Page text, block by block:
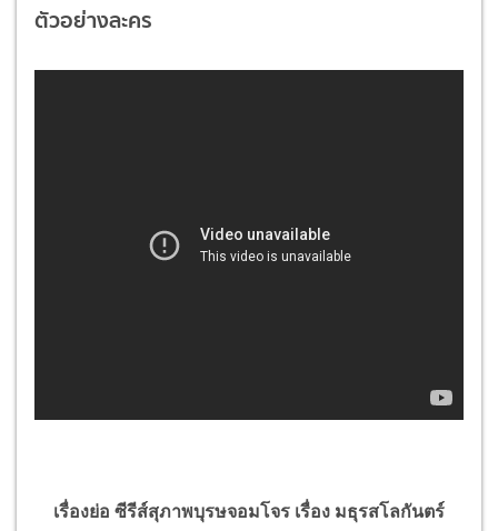
ตัวอย่างละคร
เรื่องย่อ ซีรีส์สุภาพบุรษจอมโจร เรื่อง มธุรสโลกันตร์